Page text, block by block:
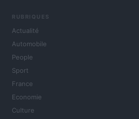
RUBRIQUES
Actualité
Automobile
People
Sport
France
Economie
Culture